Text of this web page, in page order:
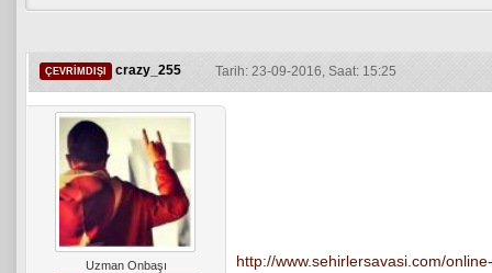
ÇEVRIMDIŞI crazy_255 Tarih: 23-09-2016, Saat: 15:25
Uzman Onbaşı http://www.sehirlersavasi.com/